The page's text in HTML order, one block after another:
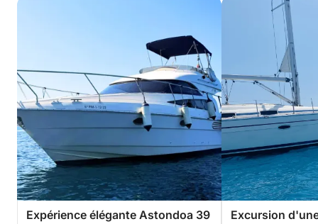
Expérience élégante Astondoa 39
Excursion